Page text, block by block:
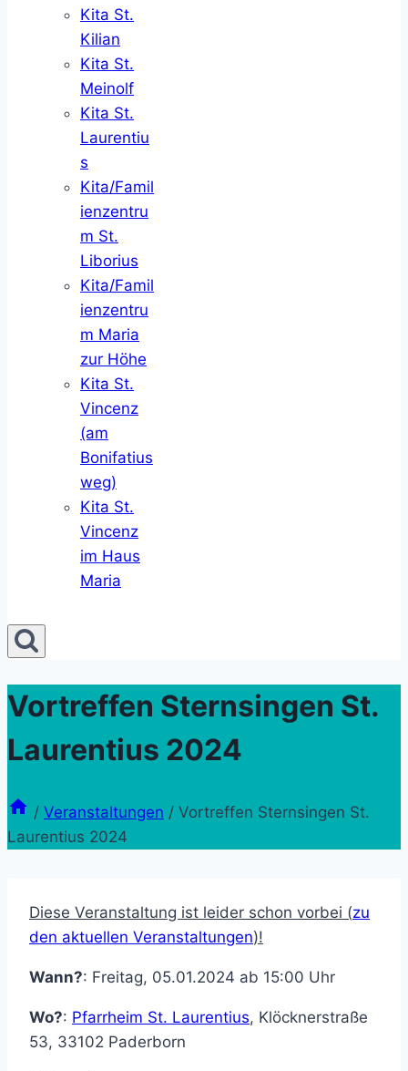
Kita St.
Kilian
Kita St.
Meinolf
Kita St.
Laurentiu
s
Kita/Famil
ienzentru
m St.
Liborius
Kita/Famil
ienzentru
m Maria
zur Höhe
Kita St.
Vincenz
(am
Bonifatius
weg)
Kita St.
Vincenz
im Haus
Maria
Vortreffen Sternsingen St.
Laurentius 2024
/ Veranstaltungen / Vortreffen Sternsingen St.
Laurentius 2024
Diese Veranstaltung ist leider schon vorbei (zu
den aktuellen Veranstaltungen)!
Wann?: Freitag, 05.01.2024 ab 15:00 Uhr
Wo?: Pfarrheim St. Laurentius, Klöcknerstraße
53, 33102 Paderborn